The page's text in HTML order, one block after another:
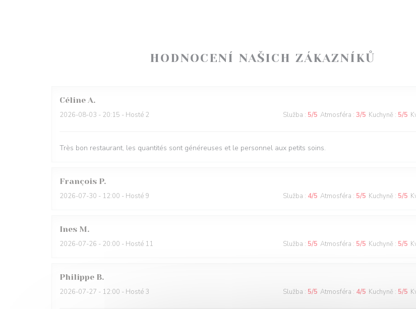
HODNOCENÍ NAŠICH ZÁKAZNÍKŮ
Céline A
2026-08-03 - 20:15 - Hosté 2 Služba : 5/5 Atmosféra : 3/5 Kuchyně : 5/5
Très bon restaurant, les quantités sont généreuses et le personnel aux petits soins.
François P
2026-07-30 - 12:00 - Hosté 9 Služba : 4/5 Atmosféra : 5/5 Kuchyně : 5/5
Ines M
2026-07-26 - 20:00 - Hosté 11 Služba : 5/5 Atmosféra : 5/5 Kuchyně : 5/5
Philippe B
2026-07-27 - 12:00 - Hosté 3 Služba : 5/5 Atmosféra : 4/5 Kuchyně : 5/5